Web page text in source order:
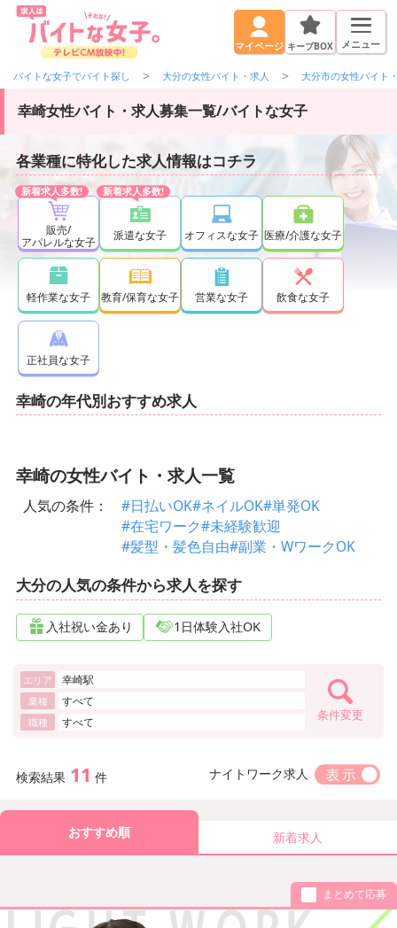
マイページ キープBOX メニュー
バイトな女子でバイト探し 大分の女性バイト・求人 大分市の女性バイト
幸崎女性バイト・求人募集一覧/バイトな女子
各業種に特化した求人情報はコチラ
販売/
アパレルな女子
派遣な女子 オフィスな女子 医療/介護な女子
軽作業な女子 教育/保育な女子 営業な女子 飲食な女子
正社員な女子
幸崎の年代別おすすめ求人
幸崎の女性バイト・求人一覧
人気の条件： #日払いOK#ネイルOK#単発OK
#在宅ワーク#未経験歓迎
#髪型・髪色自由#副業・WワークOK
大分の人気の条件から求人を探す
入社祝い金あり 1日体験入社OK
エリア 幸崎駅
業種 すべて
職種 すべて 条件変更
検索結果 11 件 ナイトワーク求人
おすすめ順 新着求人
まとめて応募